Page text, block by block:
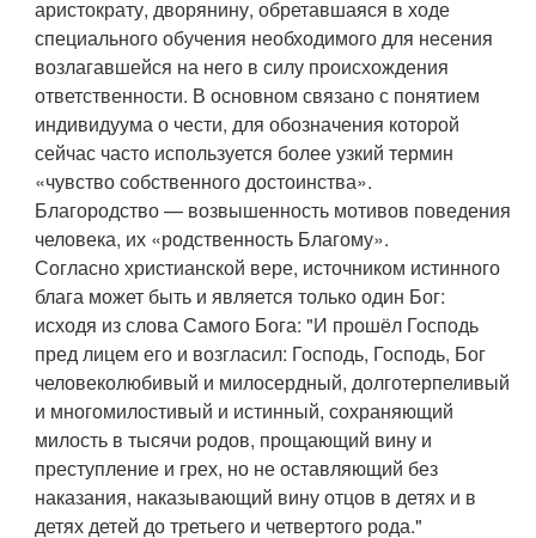
аристократу, дворянину, обретавшаяся в ходе
специального обучения необходимого для несения
возлагавшейся на него в силу происхождения
ответственности. В основном связано с понятием
индивидуума о чести, для обозначения которой
сейчас часто используется более узкий термин
«чувство собственного достоинства».
Благородство — возвышенность мотивов поведения
человека, их «родственность Благому».
Согласно христианской вере, источником истинного
блага может быть и является только один Бог:
исходя из слова Самого Бога: "И прошёл Господь
пред лицем его и возгласил: Господь, Господь, Бог
человеколюбивый и милосердный, долготерпеливый
и многомилостивый и истинный, сохраняющий
милость в тысячи родов, прощающий вину и
преступление и грех, но не оставляющий без
наказания, наказывающий вину отцов в детях и в
детях детей до третьего и четвертого рода."